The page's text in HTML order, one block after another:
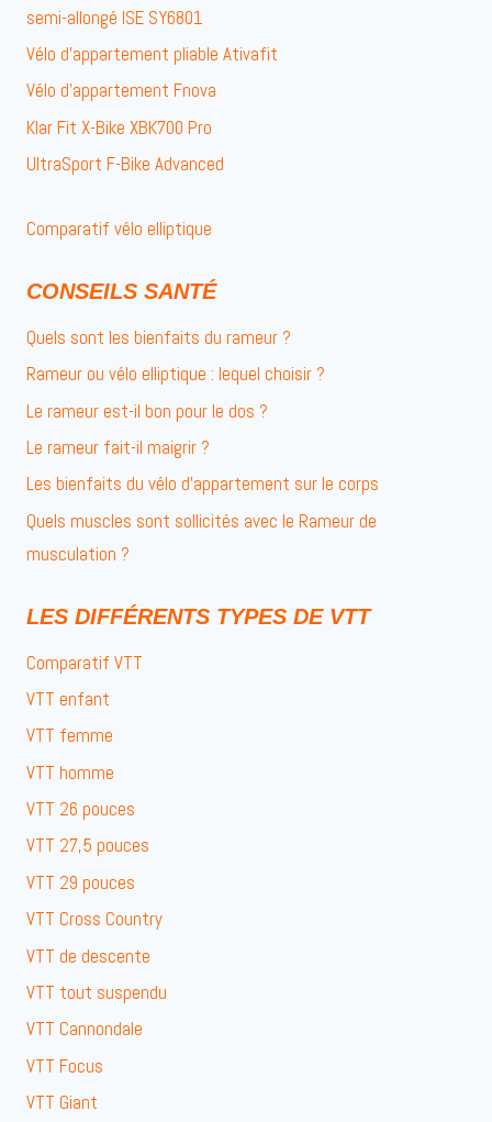
semi-allongé ISE SY6801
Vélo d’appartement pliable Ativafit
Vélo d’appartement Fnova
Klar Fit X-Bike XBK700 Pro
UltraSport F-Bike Advanced
Comparatif vélo elliptique
CONSEILS SANTÉ
Quels sont les bienfaits du rameur ?
Rameur ou vélo elliptique : lequel choisir ?
Le rameur est-il bon pour le dos ?
Le rameur fait-il maigrir ?
Les bienfaits du vélo d’appartement sur le corps
Quels muscles sont sollicités avec le Rameur de
musculation ?
LES DIFFÉRENTS TYPES DE VTT
Comparatif VTT
VTT enfant
VTT femme
VTT homme
VTT 26 pouces
VTT 27,5 pouces
VTT 29 pouces
VTT Cross Country
VTT de descente
VTT tout suspendu
VTT Cannondale
VTT Focus
VTT Giant